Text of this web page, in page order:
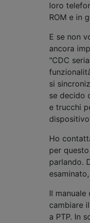
loro
ROM e in
E se non
ancora
"CDC
si
se decido
e trucchi
Ho
per
parlando.
Il
cambiare
a PTP. In